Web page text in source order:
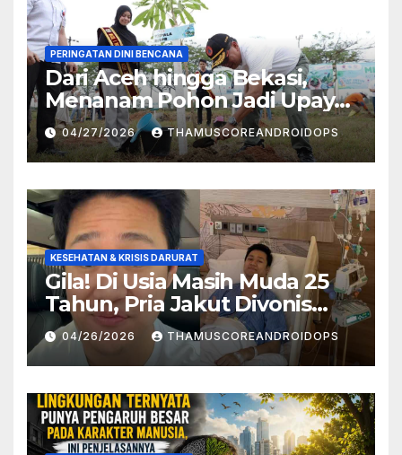
PERINGATAN DINI BENCANA
Dari Aceh hingga Bekasi,
Menanam Pohon Jadi Upaya
Redam Bencana Alam
04/27/2026 THAMUSCOREANDROIDOPS
KESEHATAN & KRISIS DARURAT
Gila! Di Usia Masih Muda 25
Tahun, Pria Jakut Divonis
Kanker Limfoma, Ini Dugaan
Penyebabnya
04/26/2026 THAMUSCOREANDROIDOPS